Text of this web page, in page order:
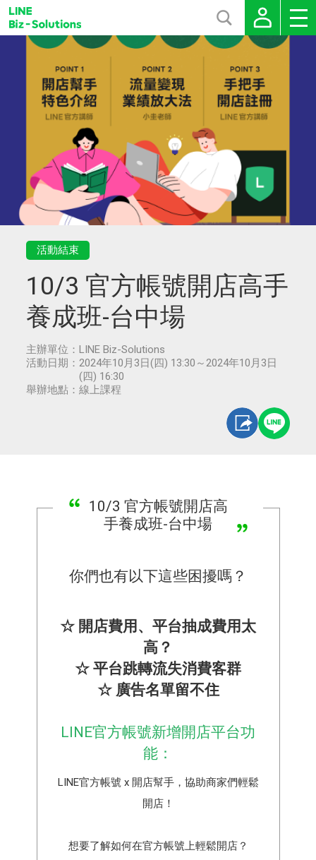
活動結束
10/3 官方帳號開店高手
養成班-台中場
主辦單位： LINE Biz-Solutions
活動日期： 2024年10月3日(四) 13:30～2024年10月3日
(四) 16:30
舉辦地點： 線上課程
10/3 官方帳號開店高
手養成班-台中場
你們也有以下這些困擾嗎？
☆ 開店費用、平台抽成費用太
高？
☆ 平台跳轉流失消費客群
☆ 廣告名單留不住
LINE官方帳號新增開店平台功
能：
LINE官方帳號 x 開店幫手，協助商家們輕鬆
開店！
想要了解如何在官方帳號上輕鬆開店？